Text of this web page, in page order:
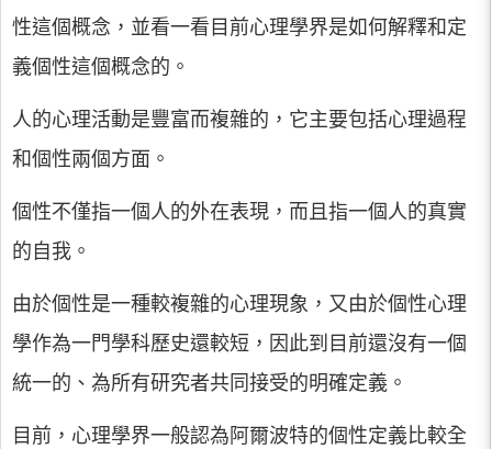
性這個概念，並看一看目前心理學界是如何解釋和定
義個性這個概念的。
人的心理活動是豐富而複雜的，它主要包括心理過程
和個性兩個方面。
個性不僅指一個人的外在表現，而且指一個人的真實
的自我。
由於個性是一種較複雜的心理現象，又由於個性心理
學作為一門學科歷史還較短，因此到目前還沒有一個
統一的、為所有研究者共同接受的明確定義。
目前，心理學界一般認為阿爾波特的個性定義比較全